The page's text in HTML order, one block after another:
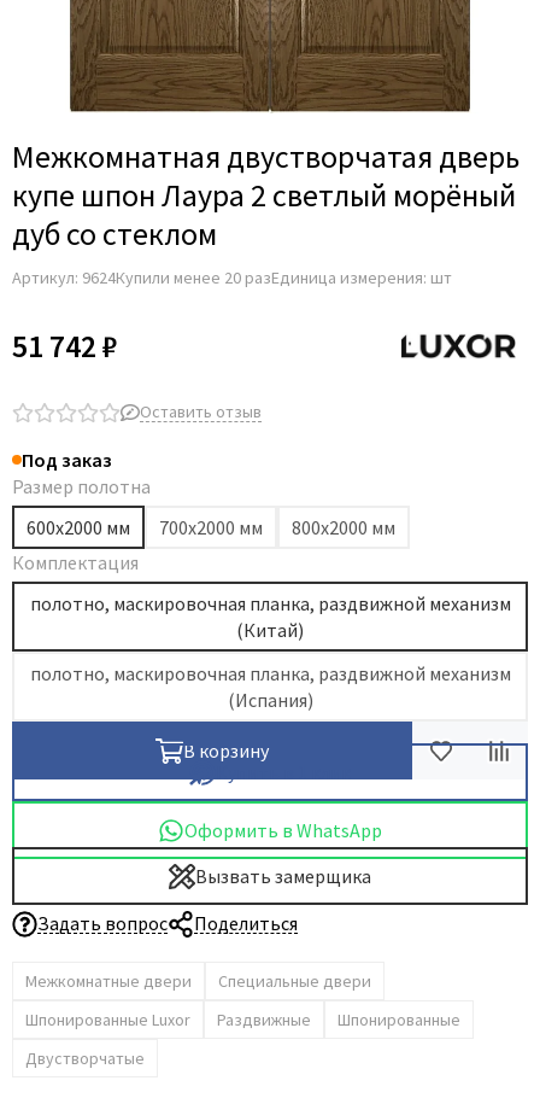
Adden Bau
Albero
Aldeghi Luigi
Archie
Armadillo
Aurum Doors
Bravo
Comaglio
Comit
Covali
Dircode
Eclisse
El Porta
Fantom
Fimet
Fuaro
Griffwerk
Hausdoors
HSU
Kapelli
Krona Koblenz
Межкомнатная двустворчатая дверь
купе шпон Лаура 2 светлый морёный
дуб со стеклом
Артикул: 9624Купили менее 20 разЕдиница измерения: шт
51 742 ₽
Оставить отзыв
Под заказ
Размер полотна
600х2000 мм
700х2000 мм
800х2000 мм
Комплектация
полотно, маскировочная планка, раздвижной механизм
(Китай)
полотно, маскировочная планка, раздвижной механизм
(Испания)
В корзину
Оформить в WhatsApp
Вызвать замерщика
Задать вопрос
Поделиться
Межкомнатные двери
Специальные двери
Шпонированные Luxor
Раздвижные
Шпонированные
Двустворчатые